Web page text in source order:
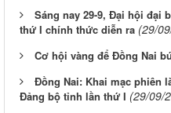
Sáng nay 29-9, Đại hội đại
thứ I chính thức diễn ra (29/
Cơ hội vàng để Đồng Nai
Đồng Nai: Khai mạc phiên
Đảng bộ tỉnh lần thứ I (29/09/